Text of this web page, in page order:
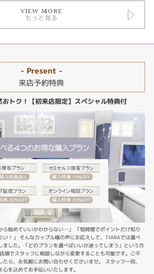
VIEW MORE
もっと見る
- Present -
来店予約特典
トク！【初来店限定】スペシャル特典付
ら始めていいかわからない…」 「短時間でポイントだけ知り
い！」 そんなカップル様の声にお応えして、TIARAでは選べ
ました。「どのプランを選べばいいか迷ってしまう」という方
頭でスタッフに相談しながら変更することも可能です。ご不
ら、お気軽にお問い合わせくださいませ。 スタッフ一同、
を込めてお手伝いいたします。